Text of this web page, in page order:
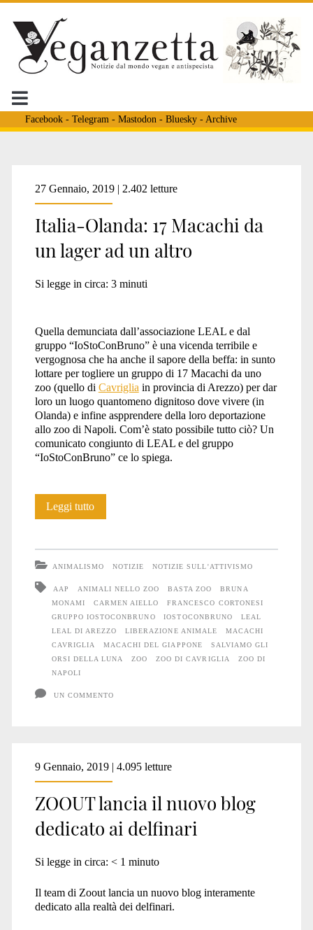
Facebook- Telegram - Mastodon - Bluesky- Archive
Tag:
<span>zoo</span>
27 Gennaio, 2019 | 2.402 letture
Italia-Olanda: 17 Macachi da
un lager ad un altro
Si legge in circa: 3 minuti
Quella demunciata dall’associazione LEAL e dal
gruppo “IoStoConBruno” è una vicenda terribile e
vergognosa che ha anche il sapore della beffa: in sunto
lottare per togliere un gruppo di 17 Macachi da uno
zoo (quello di Cavriglia in provincia di Arezzo) per dar
loro un luogo quantomeno dignitoso dove vivere (in
Olanda) e infine aspprendere della loro deportazione
allo zoo di Napoli. Com’è stato possibile tutto ciò? Un
comunicato congiunto di LEAL e del gruppo
“IoStoConBruno” ce lo spiega.
Leggi tuttoItalia-
da
un
lager
ANIMALISMO NOTIZIE NOTIZIE SULL'ATTIVISMO
AAP ANIMALI NELLO ZOO BASTA ZOO
BRUNA
MONAMI
CARMEN AIELLO
FRANCESCO CORTONESI
GRUPPO IOSTOCONBRUNO
IOSTOCONBRUNO
LEAL
LEAL DI AREZZO
LIBERAZIONE ANIMALE
MACACHI
CAVRIGLIA
MACACHI DEL GIAPPONE
SALVIAMO GLI
ORSI DELLA LUNA
ZOO ZOO DI CAVRIGLIA
ZOO DI
NAPOLI
UN COMMENTO
9 Gennaio, 2019 | 4.095 letture
ZOOUT lancia il nuovo blog
dedicato ai delfinari
Si legge in circa: < 1 minuto
Il team di Zoout lancia un nuovo blog interamente
dedicato alla realtà dei delfinari.